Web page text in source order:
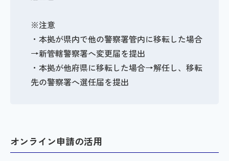
※注意
・本拠が県内で他の警察署管内に移転した場合
→新管轄警察署へ変更届を提出
・本拠が他府県に移転した場合→解任し、移転
先の警察署へ選任届を提出
オンライン申請の活用